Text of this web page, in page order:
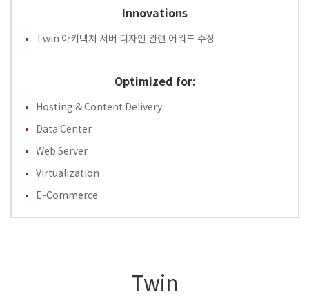
Innovations
Twin 아키텍쳐 서버 디자인 관련 어워드 수상
Optimized for:
Hosting & Content Delivery
Data Center
Web Server
Virtualization
E-Commerce
Twin